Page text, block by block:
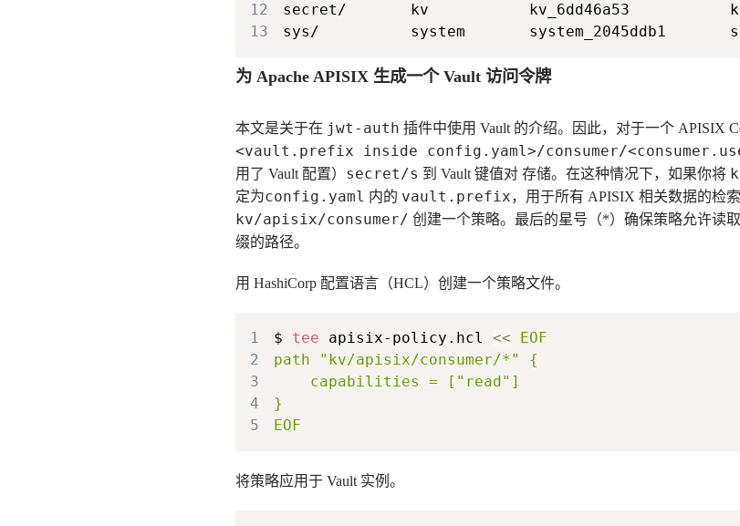
12
13
sys/          system       system_2045ddb1
为 Apache APISIX 生成一个 Vault 访问令牌
本文是关于在 jwt-auth 插件中使用 Vault 的介绍。因此，对于一个 APISIX
<vault.prefix inside config.yaml>/consumer/
用了 Vault 配置） secret/s 到 Vault 键值对 存储。在这种情况下，如果你将
定为config.yaml 内的 vault.prefix，用于所有 APISIX 相关数据的检
kv/apisix/consumer/ 创建一个策略。最后的星号（*）确保策略允许读
缀的路径。
用 HashiCorp 配置语言（HCL）创建一个策略文件。
1 $ tee apisix-policy.hcl <<
2
3
4
5
将策略应用于 Vault 实例。